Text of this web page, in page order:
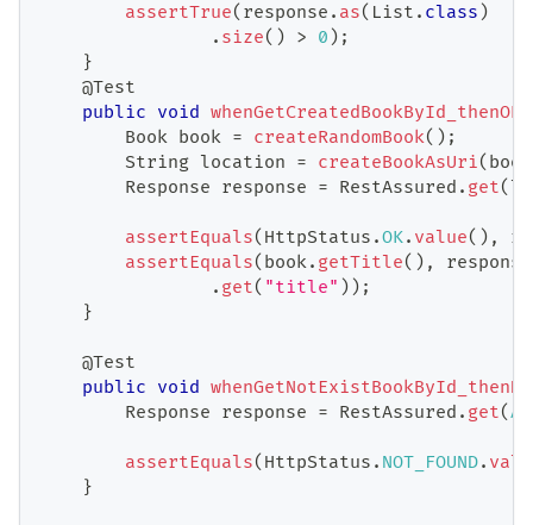
assertTrue( response . as( List . class )
. size( ) > 0 ) ;
}
@Test
public void whenGetCreatedBookById_thenOK
Book book = createRandomBook( ) ;
String location = createBookAsUri( book
Response response = RestAssured . get(
assertEquals( HttpStatus .OK. value( ) ,
assertEquals( book. getTitle( ) , response
. get( "title" ) ) ;
}
@Test
public void
Response response = RestAssured . get(
assertEquals( HttpStatus . NOT_FOUND.
}